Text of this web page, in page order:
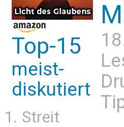
Top-15
meist-
diskutiert
Streit